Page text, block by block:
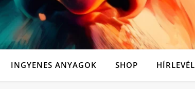
INGYENES ANYAGOK SHOP HÍRLEVÉL